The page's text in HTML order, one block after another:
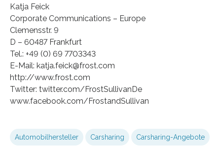
Katja Feick
Corporate Communications – Europe
Clemensstr. 9
D – 60487 Frankfurt
Tel.: +49 (0) 69 7703343
E-Mail: katja.feick@frost.com
http://www.frost.com
Twitter: twitter.com/FrostSullivanDe
www.facebook.com/FrostandSullivan
Automobilhersteller Carsharing Carsharing-Angebote